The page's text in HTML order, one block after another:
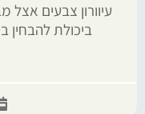
עיוורון צבעים אצל
ביכולת להבחין